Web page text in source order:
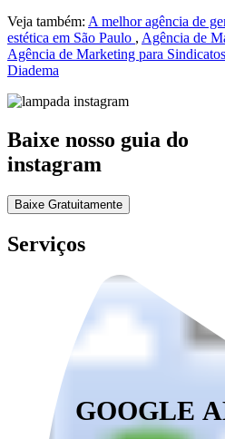
Veja também: A melhor agência de
estética em São Paulo , Agência de
Agência de Marketing para Sindicatos
Diadema
Baixe nosso guia do
instagram
Baixe Gratuitamente
Serviços
GOOGLE